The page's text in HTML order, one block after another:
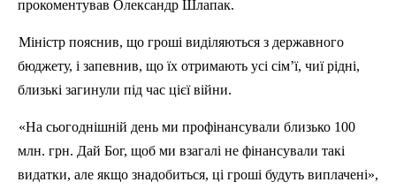
прокоментував Олександр Шлапак.
Міністр пояснив, що гроші виділяються з державного
бюджету, і запевнив, що їх отримають усі сім’ї, чиї рідні,
близькі загинули під час цієї війни.
«На сьогоднішній день ми профінансували близько 100
млн. грн. Дай Бог, щоб ми взагалі не фінансували такі
видатки, але якщо знадобиться, ці гроші будуть виплачені»,